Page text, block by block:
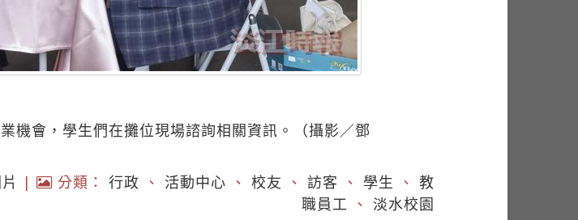
機會，學生們在攤位現場諮詢相關資訊。（攝影／鄧
| 分類： 行政 、 活動中心 、 校友 、 訪客 、 學生 、 教
職員工 、 淡水校園